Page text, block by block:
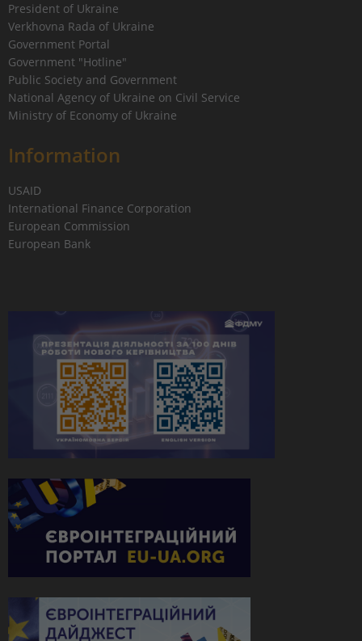
President of Ukraine
Verkhovna Rada of Ukraine
Government Portal
Government "Hotline"
Public Society and Government
National Agency of Ukraine on Civil Service
Ministry of Economy of Ukraine
Information
USAID
International Finance Corporation
European Commission
European Bank